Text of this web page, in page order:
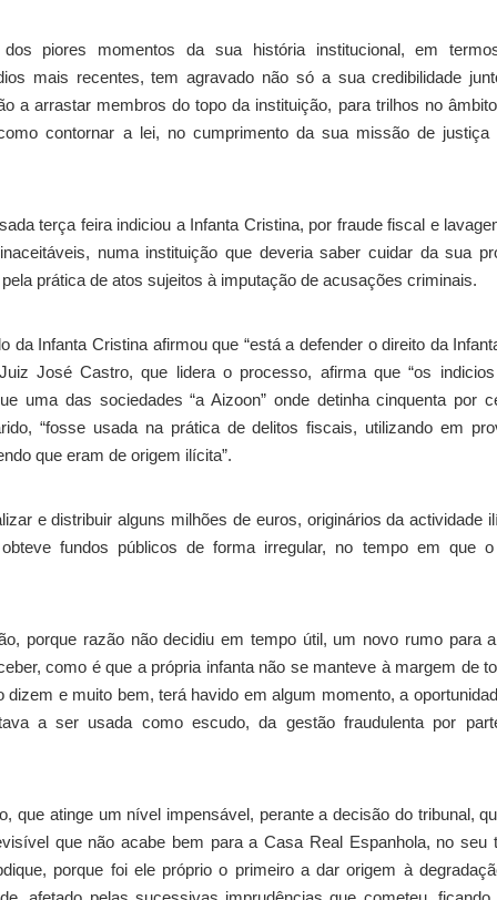
piores momentos da sua história institucional, em
mais recentes, tem agravado não só a sua credibilidade
a arrastar membros do topo da instituição, para trilhos no
contornar a lei, no cumprimento da sua missão de justiça
terça feira indiciou a Infanta Cristina, por fraude fiscal e
numa instituição que deveria saber cuidar da sua
prática de atos sujeitos à imputação de acusações criminais.
Infanta Cristina afirmou que “está a defender o direito da
José Castro, que lidera o processo, afirma que “os
uma das sociedades “a Aizoon” onde detinha cinquenta por
“fosse usada na prática de delitos fiscais, utilizando em
que eram de origem ilícita”.
e distribuir alguns milhões de euros, originários da actividade
fundos públicos de forma irregular, no tempo em que
porque razão não decidiu em tempo útil, um novo rumo para
como é que a própria infanta não se manteve à margem de
e muito bem, terá havido em algum momento, a
a ser usada como escudo, da gestão fraudulenta por
que atinge um nível impensável, perante a decisão do tribunal,
que não acabe bem para a Casa Real Espanhola, no seu
porque foi ele próprio o primeiro a dar origem à